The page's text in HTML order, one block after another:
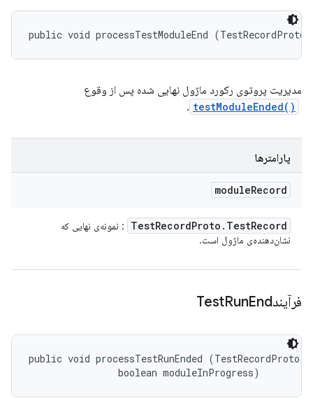
public void processTestModuleEnd
مدیریت پروتوی رکورد ماژول نهایی شده پس از وقوع
testModuleEnded()
پارامترها
moduleRecord
TestRecordProto . TestRecord
: نمونه‌ی نهایی که
نشان‌دهنده‌ی ماژول است.
فرآیندTest RunEnd
public void processTestRunEnded
                boolean moduleInProgress)